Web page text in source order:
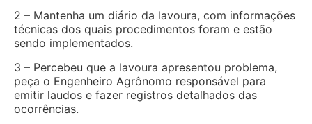
2 – Mantenha um diário da lavoura, com informações
técnicas dos quais procedimentos foram e estão
sendo implementados.
3 – Percebeu que a lavoura apresentou problema,
peça o Engenheiro Agrônomo responsável para
emitir laudos e fazer registros detalhados das
ocorrências.